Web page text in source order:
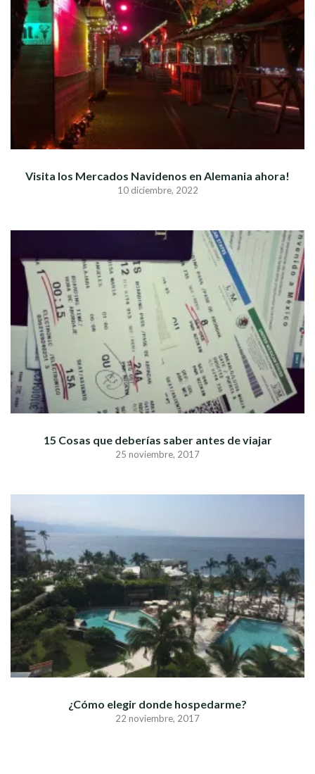
Visita los Mercados Navidenos en Alemania ahora!
10 diciembre, 2022
15 Cosas que deberías saber antes de viajar
25 noviembre, 2017
¿Cómo elegir donde hospedarme?
22 noviembre, 2017